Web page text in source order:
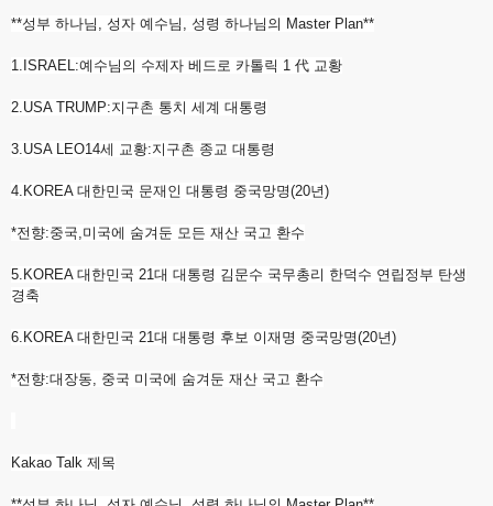
**성부 하나님, 성자 예수님, 성령 하나님의 Master Plan**
1.ISRAEL:예수님의 수제자 베드로 카톨릭 1 代 교황
2.USA TRUMP:지구촌 통치 세계 대통령
3.USA LEO14세 교황:지구촌 종교 대통령
4.KOREA 대한민국 문재인 대통령 중국망명(20년)
*전향:중국,미국에 숨겨둔 모든 재산 국고 환수
5.KOREA 대한민국 21대 대통령 김문수 국무총리 한덕수 연립정부 탄생
경축
6.KOREA 대한민국 21대 대통령 후보 이재명 중국망명(20년)
*전향:대장동, 중국 미국에 숨겨둔 재산 국고 환수
Kakao Talk 제목